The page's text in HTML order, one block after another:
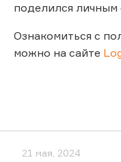
поделился
Ознакомиться с
можно на сайте
21 мая, 2024